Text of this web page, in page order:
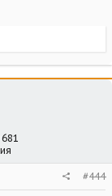
#444